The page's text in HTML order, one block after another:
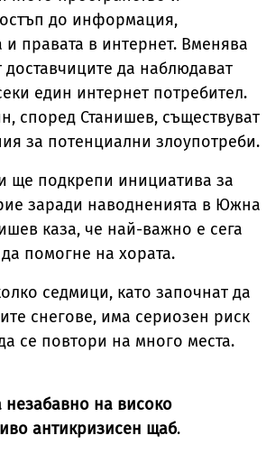
до информация,
и правата в интернет. Вменява
доставчиците да наблюдават
един интернет потребител.
според Станишев, съществуват
за потенциални злоупотреби.
ще подкрепи инициатива за
заради наводненията в Южна
каза, че най-важно е сега
помогне на хората.
седмици, като започнат да
снегове, има сериозен риск
се повтори на много места.
на високо
антикризисен щаб.